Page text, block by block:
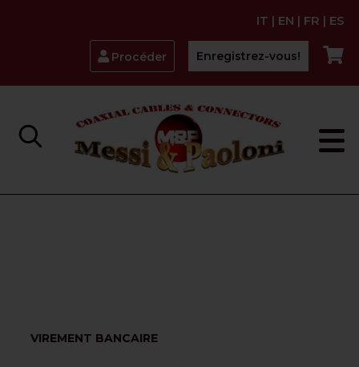
IT | EN | FR | ES
Procéder Enregistrez-vous!
VIREMENT BANCAIRE